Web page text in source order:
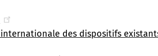
des dispositifs